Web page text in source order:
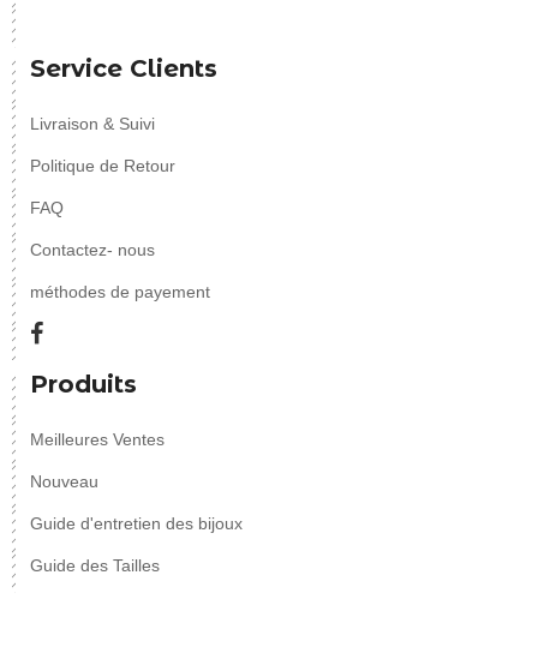
Service Clients
Livraison & Suivi
Politique de Retour
FAQ
Contactez- nous
méthodes de payement
Produits
Meilleures Ventes
Nouveau
Guide d'entretien des bijoux
Guide des Tailles